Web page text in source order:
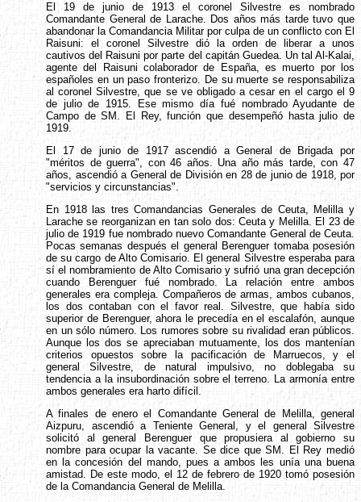
El 19 de junio de 1913 el coronel Silvestre es nombrado
Comandante General de Larache. Dos años más tarde tuvo que
abandonar la Comandancia Militar por culpa de un conflicto con El
Raisuni: el coronel Silvestre dió la orden de liberar a unos
cautivos del Raisuni por parte del capitán Guedea. Un tal Al-Kalai,
agente del Raisuni colaborador de España, es muerto por los
españoles en un paso fronterizo. De su muerte se responsabiliza
al coronel Silvestre, que se ve obligado a cesar en el cargo el 9
de julio de 1915. Ese mismo día fué nombrado Ayudante de
Campo de SM. El Rey, función que desempeñó hasta julio de
1919.
El 17 de junio de 1917 ascendió a General de Brigada por
"méritos de guerra", con 46 años. Una año más tarde, con 47
años, ascendió a General de División en 28 de junio de 1918, por
"servicios y circunstancias".
En 1918 las tres Comandancias Generales de Ceuta, Melilla y
Larache se reorganizan en tan solo dos: Ceuta y Melilla. El 23 de
julio de 1919 fue nombrado nuevo Comandante General de Ceuta.
Pocas semanas después el general Berenguer tomaba posesión
de su cargo de Alto Comisario. El general Silvestre esperaba para
sí el nombramiento de Alto Comisario y sufrió una gran decepción
cuando Berenguer fué nombrado. La relación entre ambos
generales era compleja. Compañeros de armas, ambos cubanos,
los dos contaban con el favor real. Silvestre, que había sido
superior de Berenguer, ahora le precedía en el escalafón, aunque
en un sólo número. Los rumores sobre su rivalidad eran públicos.
Aunque los dos se apreciaban mutuamente, los dos mantenían
criterios opuestos sobre la pacificación de Marruecos, y el
general Silvestre, de natural impulsivo, no doblegaba su
tendencia a la insubordinación sobre el terreno. La armonía entre
ambos generales era harto difícil.
A finales de enero el Comandante General de Melilla, general
Aizpuru, ascendió a Teniente General, y el general Silvestre
solicitó al general Berenguer que propusiera al gobierno su
nombre para ocupar la vacante. Se dice que SM. El Rey medió
en la concesión del mando, pues a ambos les unía una buena
amistad. De este modo, el 12 de febrero de 1920 tomó posesión
de la Comandancia General de Melilla.